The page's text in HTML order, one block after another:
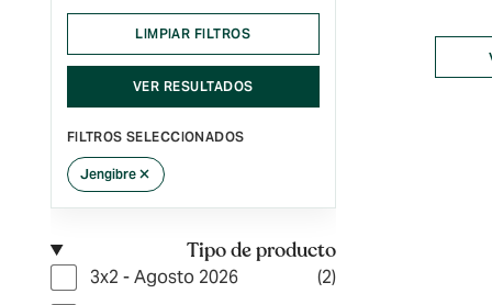
LIMPIAR FILTROS
VER RESULTADOS
FILTROS SELECCIONADOS
Jengibre ×
Tipo de producto
3x2 - Agosto 2026
(2)